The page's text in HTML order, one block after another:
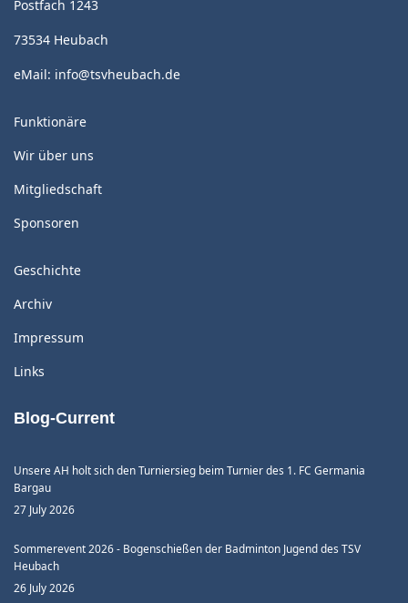
Postfach 1243
73534 Heubach
eMail: info@tsvheubach.de
Funktionäre
Wir über uns
Mitgliedschaft
Sponsoren
Geschichte
Archiv
Impressum
Links
Blog-Current
Unsere AH holt sich den Turniersieg beim Turnier des 1. FC Germania
Bargau
27 July 2026
Sommerevent 2026 - Bogenschießen der Badminton Jugend des TSV
Heubach
26 July 2026